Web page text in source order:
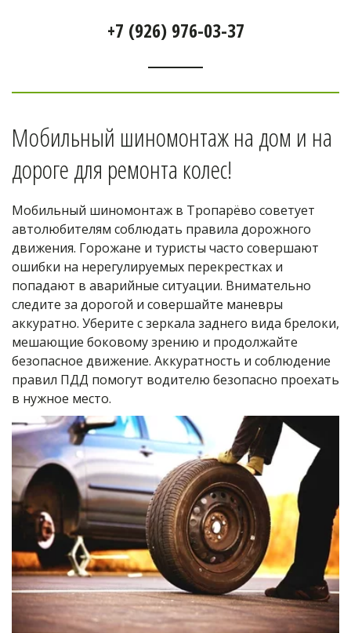
+7 (926) 976-03-37
Мобильный шиномонтаж на дом и на
дороге для ремонта колес!
Мобильный шиномонтаж в Тропарёво советует
автолюбителям соблюдать правила дорожного
движения. Горожане и туристы часто совершают
ошибки на нерегулируемых перекрестках и
попадают в аварийные ситуации. Внимательно
следите за дорогой и совершайте маневры
аккуратно. Уберите с зеркала заднего вида брелоки,
мешающие боковому зрению и продолжайте
безопасное движение. Аккуратность и соблюдение
правил ПДД помогут водителю безопасно проехать
в нужное место.